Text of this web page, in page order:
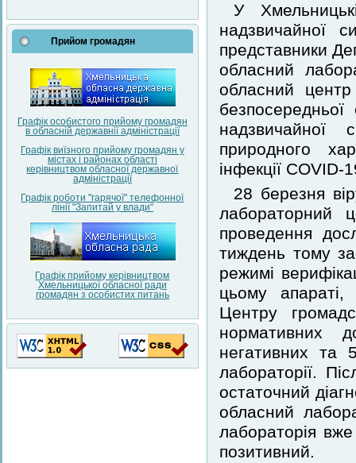
Прийом громадян
Графік особистого прийому громадян
в обласній державнії адміністрації
Графік виїзного прийому громадян у
містах і районах області
керівництвом обласної державної
адміністрації
Графік роботи "гарячої" телефонної
лінії "Запитай у влади"
Графік прийому керівництвом
Хмельницької обласної ради
громадян з особистих питань
У
надзвичайної
представники
обласний
обласний
безпосередньої
надзвичайної
природного
інфекції COVID-
28 березня
лабораторний
проведення
тиждень тому
режимі
цьому апараті,
Центру
нормативних
негативних та
лабораторії.
остаточний
обласний
лабораторія
позитивний.